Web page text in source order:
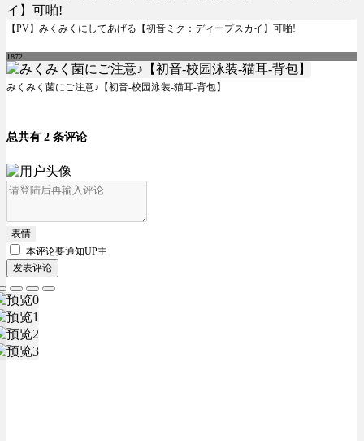
【PV】みくみくにしてあげる【初音ミク：ディープスカイ】可啪!
1872
みくみく菌にご注意♪【初音-校园泳装-猫耳-背包】
总共有 2 条评论
表情
本评论要通知UP主
发表评论